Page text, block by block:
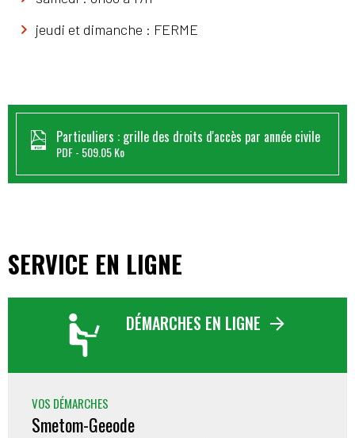
jeudi et dimanche : FERME
Particuliers : grille des droits d'accès par année civile
PDF 509.05 Ko
SERVICE EN LIGNE
DÉMARCHES EN LIGNE
VOS DÉMARCHES
Smetom-Geeode